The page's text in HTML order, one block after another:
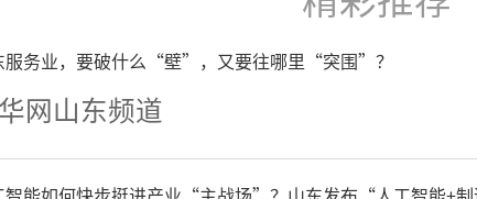
服务业，要破什么“壁”，又要往哪里“突围”？
网山东频道